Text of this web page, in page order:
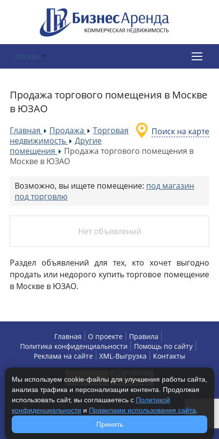
Москва
Продажа торгового помещения в Москве
в ЮЗАО
Поиск на карте
Главная »Продажа »
Торговая
недвижимость
»
Другие
помещения
»Продажа торгового помещения в
Москве в ЮЗАО
Возможно, вы ищете помещение: под магазин
под торговлю
Нет объявлений
Раздел объявлений для тех, кто хочет выгодно
продать или недорого купить торговое помещение
в Москве в ЮЗАО.
Главная О проекте
Правила
Политика конфиденциальности
Помощь по сайту
Реклама на сайте
XML-Выгрузка Контакты
Copyright © 2013-2026 БизнесАренда - коммерческая
недвижимость, г. Москва. Все права защищены.
Мы используем cookie-файлы для улучшения работы сайта,
анализа трафика и персонализации контента. Продолжая
использовать сайт, вы соглашаетесь с Политикой
конфиденциальности и Правилами использования сайта
Принять